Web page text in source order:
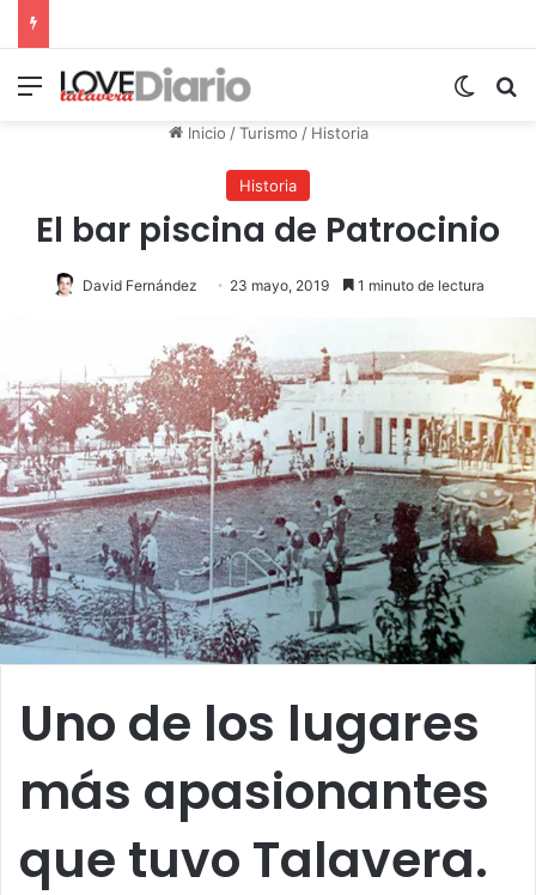
Menú
Inicio / Turismo / Historia
Historia
El bar piscina de Patrocinio
David Fernández 23 mayo, 2019 1 minuto de lectura
Uno de los lugares
más apasionantes
que tuvo Talavera.